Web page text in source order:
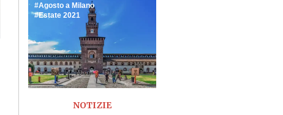
Agosto a Milano
Estate 2021
NOTIZIE